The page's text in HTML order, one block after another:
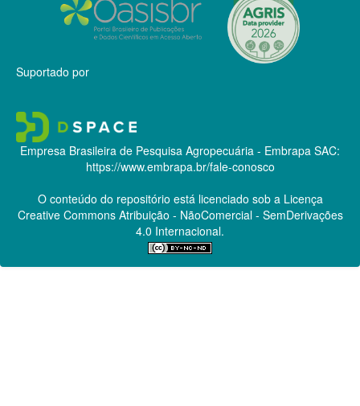
Suportado por
Empresa Brasileira de Pesquisa Agropecuária - Embrapa SAC:
https://www.embrapa.br/fale-conosco
O conteúdo do repositório está licenciado sob a Licença
Creative CommonsAtribuição - NãoComercial - SemDerivações
4.0 Internacional.